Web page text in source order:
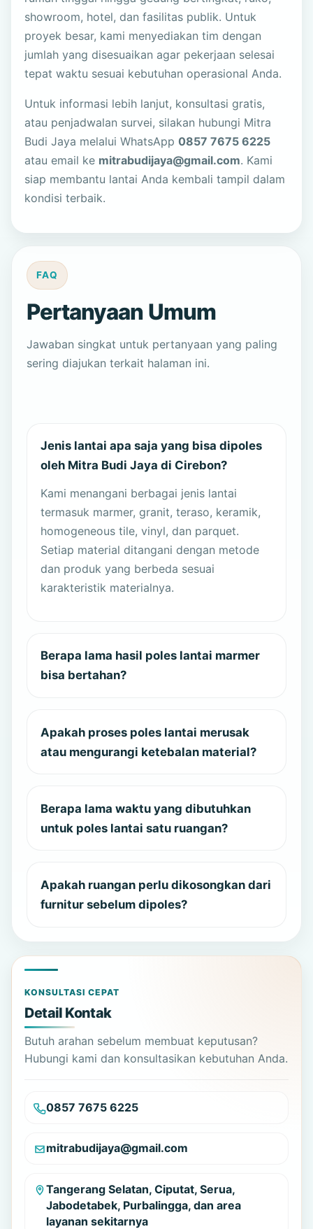
showroom, hotel, dan fasilitas publik. Untuk
proyek besar, kami menyediakan tim dengan
jumlah yang disesuaikan agar pekerjaan selesai
tepat waktu sesuai kebutuhan operasional Anda.
Untuk informasi lebih lanjut, konsultasi gratis,
atau penjadwalan survei, silakan hubungi Mitra
Budi Jaya melalui WhatsApp0857 7675 6225
atau email ke mitrabudijaya@gmail.com. Kami
siap membantu lantai Anda kembali tampil dalam
kondisi terbaik.
FAQ
Pertanyaan Umum
Jawaban singkat untuk pertanyaan yang paling
sering diajukan terkait halaman ini.
Jenis lantai apa saja yang bisa dipoles
oleh Mitra Budi Jaya di Cirebon?
Kami menangani berbagai jenis lantai
termasuk marmer, granit, teraso, keramik,
homogeneous tile, vinyl, dan parquet.
Setiap material ditangani dengan metode
dan produk yang berbeda sesuai
karakteristik materialnya.
Berapa lama hasil poles lantai marmer
bisa bertahan?
Apakah proses poles lantai merusak
atau mengurangi ketebalan material?
Berapa lama waktu yang dibutuhkan
untuk poles lantai satu ruangan?
Apakah ruangan perlu dikosongkan dari
furnitur sebelum dipoles?
KONSULTASI CEPAT
Detail Kontak
Butuh arahan sebelum membuat keputusan?
Hubungi kami dan konsultasikan kebutuhan Anda.
0857 7675 6225
mitrabudijaya@gmail.com
Tangerang Selatan, Ciputat, Serua,
Jabodetabek, Purbalingga, dan area
layanan sekitarnya